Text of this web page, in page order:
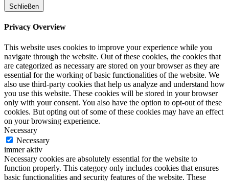
Schließen
Privacy Overview
This website uses cookies to improve your experience while you
navigate through the website. Out of these cookies, the cookies that
are categorized as necessary are stored on your browser as they are
essential for the working of basic functionalities of the website. We
also use third-party cookies that help us analyze and understand how
you use this website. These cookies will be stored in your browser
only with your consent. You also have the option to opt-out of these
cookies. But opting out of some of these cookies may have an effect
on your browsing experience.
Necessary
Necessary
immer aktiv
Necessary cookies are absolutely essential for the website to
function properly. This category only includes cookies that ensures
basic functionalities and security features of the website. These